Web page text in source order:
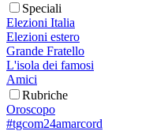
Speciali
Elezioni Italia
Elezioni estero
Grande Fratello
L'isola dei famosi
Amici
Rubriche
Oroscopo
#tgcom24amarcord